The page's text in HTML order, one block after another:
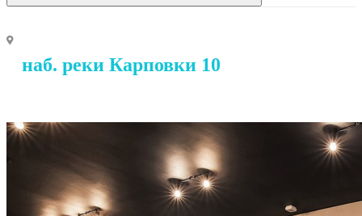
наб. реки Карповки 10